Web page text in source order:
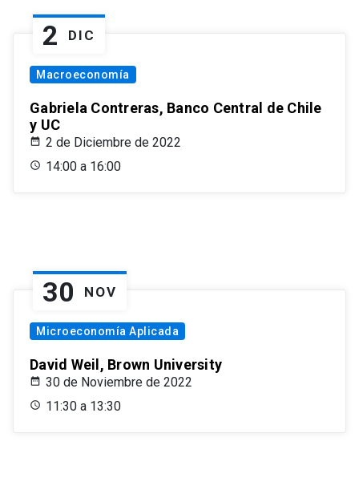
2 DIC
Macroeconomía
Gabriela Contreras, Banco Central de Chile
y UC
2 de Diciembre de 2022
14:00 a 16:00
30 NOV
Microeconomía Aplicada
David Weil, Brown University
30 de Noviembre de 2022
11:30 a 13:30